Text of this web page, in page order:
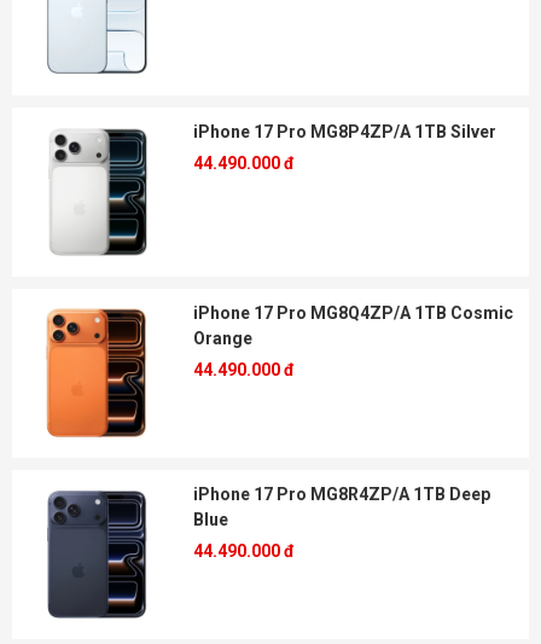
iPhone 17 Pro MG8P4ZP/A 1TB Silver
44.490.000 đ
iPhone 17 Pro MG8Q4ZP/A 1TB Cosmic
Orange
44.490.000 đ
iPhone 17 Pro MG8R4ZP/A 1TB Deep
Blue
44.490.000 đ